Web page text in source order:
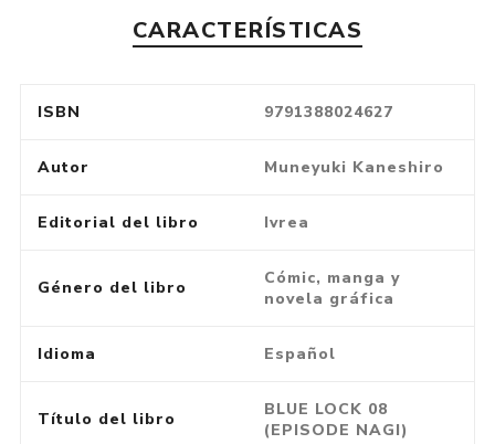
CARACTERÍSTICAS
ISBN 9791388024627
Autor Muneyuki Kaneshiro
Editorial del libro Ivrea
Género del libro
Cómic, manga y
novela gráfica
Idioma Español
Título del libro
BLUE LOCK 08
(EPISODE NAGI)